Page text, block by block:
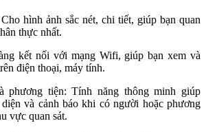
hình ảnh sắc nét, chi tiết, giúp bạn quan
thực nhất.
kết nối với mạng Wifi, giúp bạn xem và
điện thoại, máy tính.
phương tiện: Tính năng thông minh giúp
và cảnh báo khi có người hoặc phương
vực quan sát.